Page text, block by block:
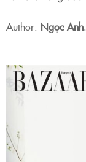
Author: Ngọc Anh.